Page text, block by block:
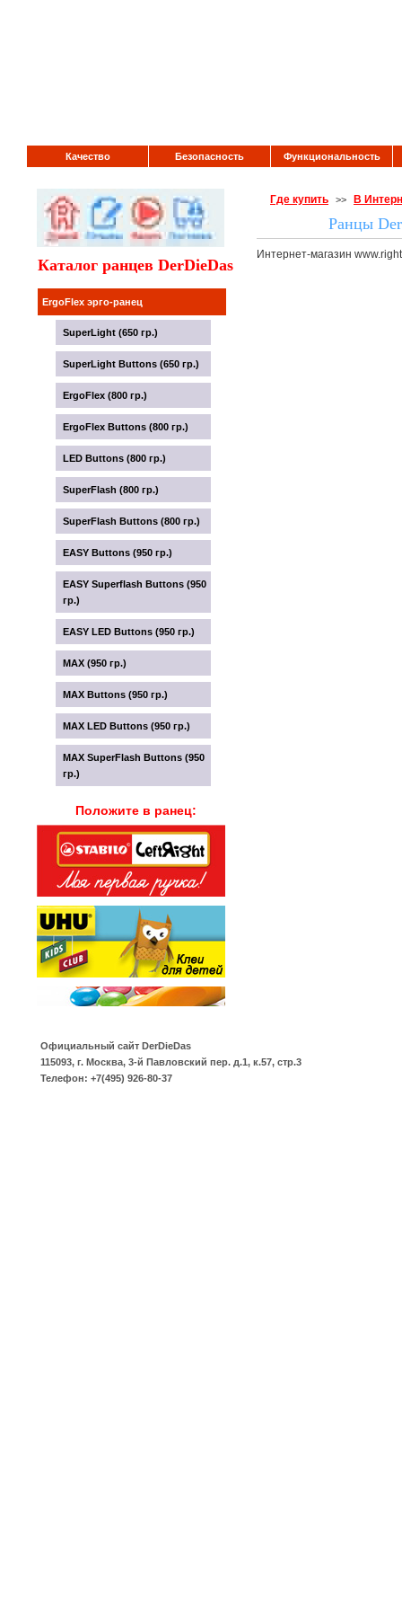
Качество Безопасность Функциональность
Каталог ранцев DerDieDas
ErgoFlex эрго-ранец
SuperLight (650 гр.)
SuperLight Buttons (650 гр.)
ErgoFlex (800 гр.)
ErgoFlex Buttons (800 гр.)
LED Buttons (800 гр.)
SuperFlash (800 гр.)
SuperFlash Buttons (800 гр.)
EASY Buttons (950 гр.)
EASY Superflash Buttons (950
гр.)
EASY LED Buttons (950 гр.)
MAX (950 гр.)
MAX Buttons (950 гр.)
MAX LED Buttons (950 гр.)
MAX SuperFlash Buttons (950
гр.)
Положите в ранец:
Где купить >> В
Ранцы
Интернет-магазин
Официальный сайт DerDieDas
115093, г. Москва, 3-й Павловский пер. д.1, к.57, стр.3
Телефон: +7(495) 926-80-37